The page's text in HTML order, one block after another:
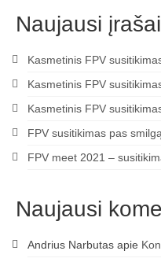
Lėktuvų
LT-FPV
Nuorodos
Archyvas
2016 Pirmos
Naujausi įrašai
Kasmetinis FPV
Kasmetinis FPV
Kasmetinis FPV
FPV susitikimas pas
FPV meet 2021 –
Naujausi
Andrius Narbutas apie